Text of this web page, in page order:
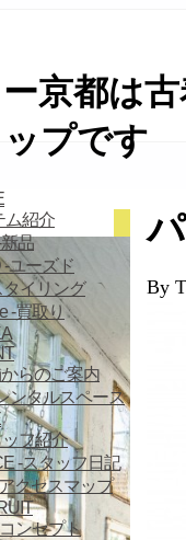
京都は
プです
ム紹介
品
-ユーズド
イリング
-買取り
らのご案内
ンタルスペース
フ紹介
-スタッフ日記
クセスマップ
ンセプト
By